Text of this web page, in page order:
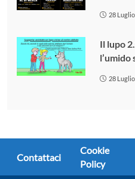
28
Il lupo
l’umido
28
Contattaci
Cookie
Policy